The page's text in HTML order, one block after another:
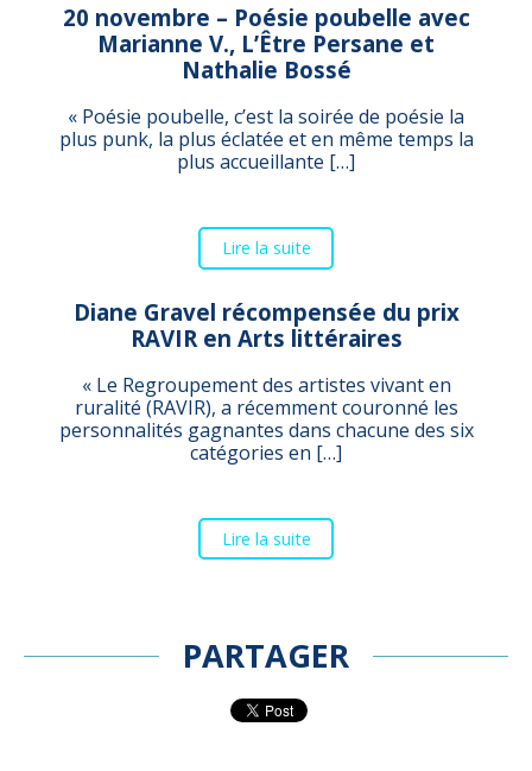
20 novembre – Poésie poubelle avec
Marianne V., L’Être Persane et
Nathalie Bossé
« Poésie poubelle, c’est la soirée de poésie la
plus punk, la plus éclatée et en même temps la
plus accueillante […]
Lire la suite
Diane Gravel récompensée du prix
RAVIR en Arts littéraires
« Le Regroupement des artistes vivant en
ruralité (RAVIR), a récemment couronné les
personnalités gagnantes dans chacune des six
catégories en […]
Lire la suite
PARTAGER